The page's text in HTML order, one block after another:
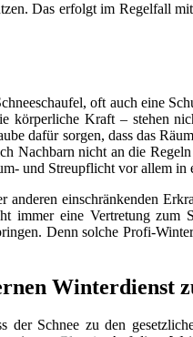
Das erfolgt im Regelfall
oft auch eine
körperliche Kraft – stehen
dafür sorgen, dass das
Nachbarn nicht an die
und Streupflicht vor allem
einschränkenden
immer eine Vertretung zum
Denn solche Profi-
Winterdienst
der Schnee zu den